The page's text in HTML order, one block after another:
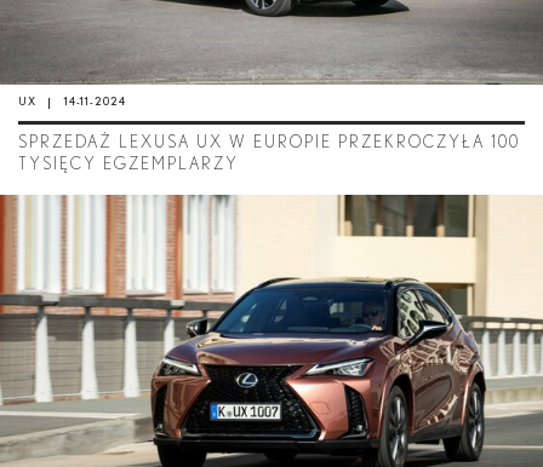
UX 14-11-2024
SPRZEDAŻ LEXUSA UX W EUROPIE PRZEKROCZYŁA 100
TYSIĘCY EGZEMPLARZY